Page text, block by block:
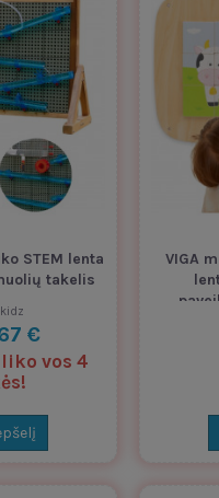
STEM lenta
takelis
€
vos 4
VIGA